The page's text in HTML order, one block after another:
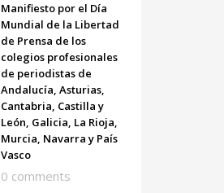
Manifiesto por el Día
Mundial de la Libertad
de Prensa de los
colegios profesionales
de periodistas de
Andalucía, Asturias,
Cantabria, Castilla y
León, Galicia, La Rioja,
Murcia, Navarra y País
Vasco
0 comments